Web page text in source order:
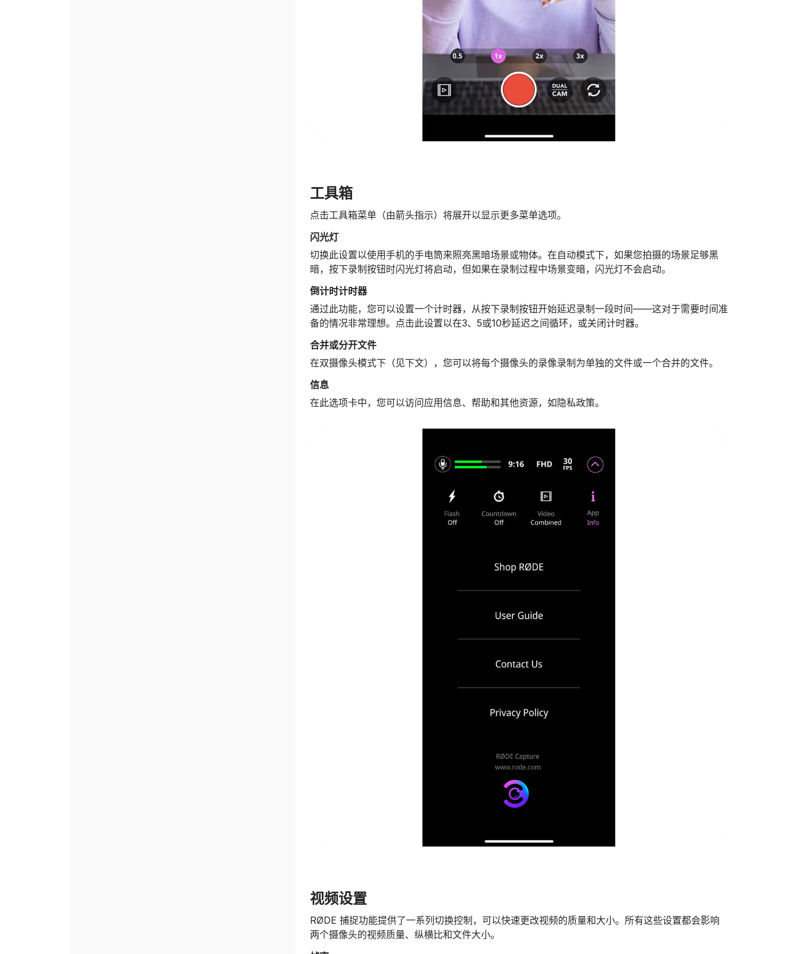
工具箱
点击工具箱菜单（由箭头指示）将展开以显示更多菜单选项。
闪光灯
切换此设置以使用手机的手电筒来照亮黑暗场景或物体。在自动模式下，如果您拍摄的场景足够黑
暗，按下录制按钮时闪光灯将启动，但如果在录制过程中场景变暗，闪光灯不会启动。
倒计时计时器
通过此功能，您可以设置一个计时器，从按下录制按钮开始延迟录制一段时间——这对于需要时间准
备的情况非常理想。点击此设置以在3、5或10秒延迟之间循环，或关闭计时器。
合并或分开文件
在双摄像头模式下（见下文），您可以将每个摄像头的录像录制为单独的文件或一个合并的文件。
信息
在此选项卡中，您可以访问应用信息、帮助和其他资源，如隐私政策。
视频设置
RØDE 捕捉功能提供了一系列切换控制，可以快速更改视频的质量和大小。所有这些设置都会影响
两个摄像头的视频质量、纵横比和文件大小。